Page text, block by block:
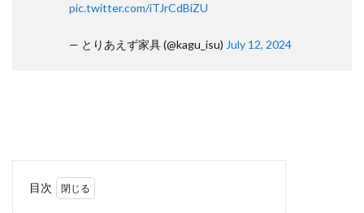
pic.twitter.com/iTJrCdBiZU
— とりあえず家具 (@kagu_isu) July 12, 2024
目次